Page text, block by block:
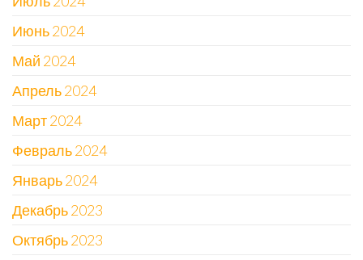
Июнь 2024
Май 2024
Апрель 2024
Март 2024
Февраль 2024
Январь 2024
Декабрь 2023
Октябрь 2023